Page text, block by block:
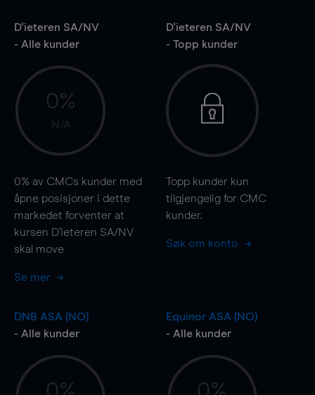
D'ieteren SA/NV
- Alle kunder
0%
N/A
0% av CMCs kunder med
åpne posisjoner i dette
markedet forventer at
kursen D'ieteren SA/NV
skal move
Se mer
D'ieteren SA/NV
- Topp kunder
Topp kunder kun
tilgjengelig for CMC
kunder.
Søk om konto
DNB ASA (NO)
- Alle kunder
Equinor ASA (NO)
- Alle kunder